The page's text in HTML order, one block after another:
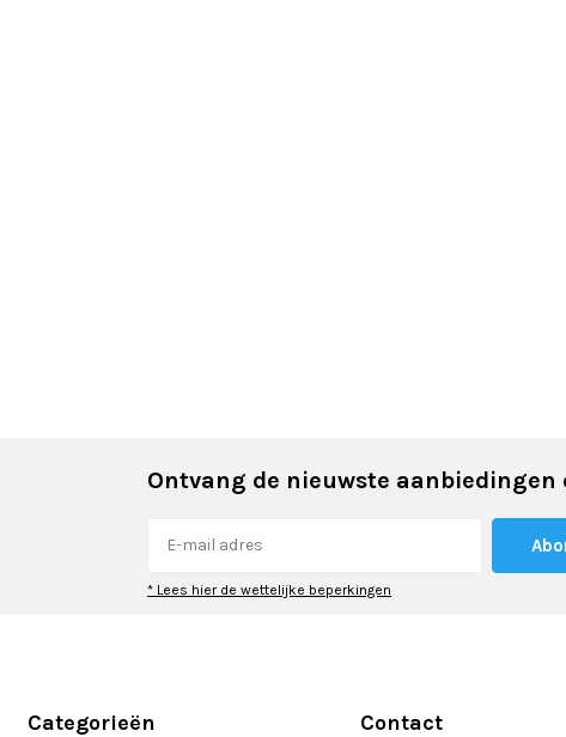
Ontvang de nieuwste aanbiedingen
* Lees hier de wettelijke beperkingen
Categorieën Contact